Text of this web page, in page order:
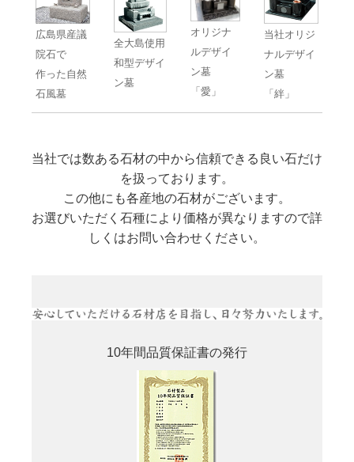
広島県産議
院石で
作った自然
石風墓
全大島使用
和型デザイ
ン墓
オリジナ
ルデザイ
ン墓
「愛」
当社オリジ
ナルデザイ
ン墓
「絆」
当社では数ある石材の中から信頼できる良い石だけ
を扱っております。
この他にも各産地の石材がございます。
お選びいただく石種により価格が異なりますので詳
しくはお問い合わせください。
10年間品質保証書の発行